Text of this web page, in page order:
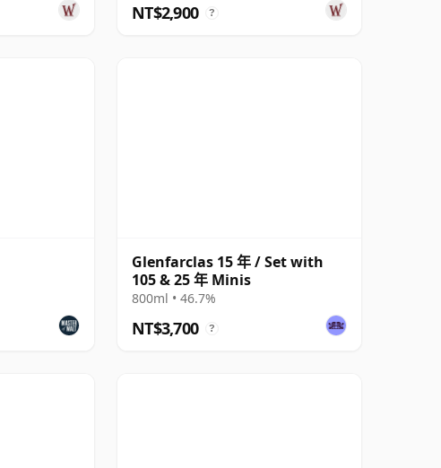
NT$2,900 ?
Glenfarclas 15 年 / Set with
105 & 25 年 Minis
800ml • 46.7%
NT$3,700 ?